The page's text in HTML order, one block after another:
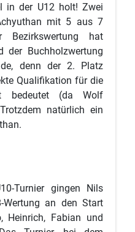
in der U12 holt! Zwei
mit 5 aus 7
hat
der Buchholzwertung
denn der 2. Platz
Qualifikation für die
bedeutet (da Wolf
natürlich ein
Turnier gingen Nils
Wertung an den Start
Heinrich, Fabian und